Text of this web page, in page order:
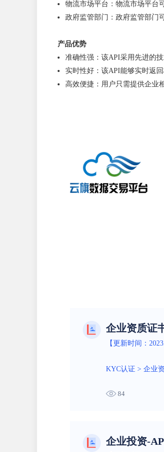
物流市场平台：物流市场平台
政府监管部门：政府监管部门
产品优势
准确性强：该API采用先进的
实时性好：该API能够实时返
高效便捷：用户只需提供企业
企业资质证
【更新时间：
KYC认证 > 企业
84
企业投资-